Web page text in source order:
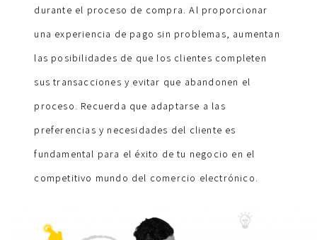
durante el proceso de compra. Al proporcionar
una experiencia de pago sin problemas, aumentan
las posibilidades de que los clientes completen
sus transacciones y evitar que abandonen el
proceso. Recuerda que adaptarse a las
preferencias y necesidades del cliente es
fundamental para el éxito de tu negocio en el
competitivo mundo del comercio electrónico.